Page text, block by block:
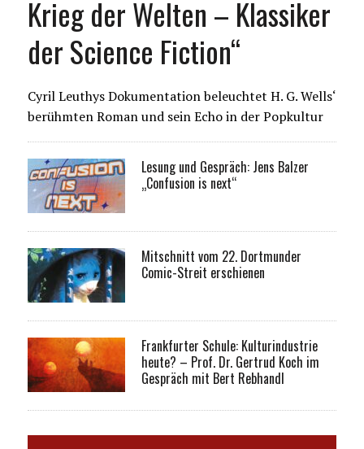
Krieg der Welten – Klassiker
der Science Fiction“
Cyril Leuthys Dokumentation beleuchtet H. G. Wells‘
berühmten Roman und sein Echo in der Popkultur
Lesung und Gespräch: Jens Balzer
„Confusion is next“
Mitschnitt vom 22. Dortmunder
Comic-Streit erschienen
Frankfurter Schule: Kulturindustrie
heute? – Prof. Dr. Gertrud Koch im
Gespräch mit Bert Rebhandl